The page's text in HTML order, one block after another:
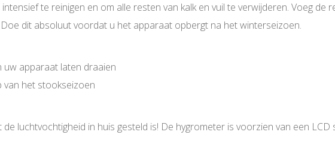
te reinigen en om alle resten van kalk en vuil te verwijderen. Voeg de
dit absoluut voordat u het apparaat opbergt na het winterseizoen.
uw apparaat laten draaien
van het stookseizoen
luchtvochtigheid in huis gesteld is! De hygrometer is voorzien van een